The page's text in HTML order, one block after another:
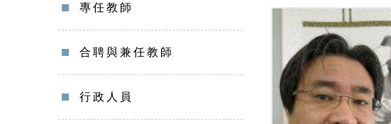
專任教師
合聘與兼任教師
行政人員